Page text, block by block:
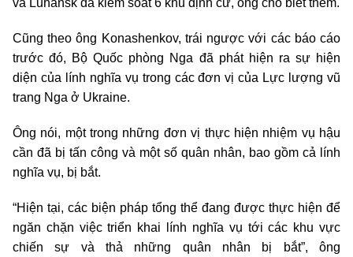
và Luhansk đã kiểm soát 6 khu định cư, ông cho biết thêm.
Cũng theo ông Konashenkov, trái ngược với các báo cáo
trước đó, Bộ Quốc phòng Nga đã phát hiện ra sự hiện
diện của lính nghĩa vụ trong các đơn vị của Lực lượng vũ
trang Nga ở Ukraine.
Ông nói, một trong những đơn vị thực hiện nhiệm vụ hậu
cần đã bị tấn công và một số quân nhân, bao gồm cả lính
nghĩa vụ, bị bắt.
“Hiện tại, các biện pháp tổng thể đang được thực hiện để
ngăn chặn việc triển khai lính nghĩa vụ tới các khu vực
chiến sự và thả những quân nhân bị bắt”, ông